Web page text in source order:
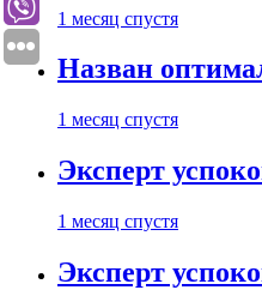
1 месяц спустя
Назван
1 месяц спустя
Эксперт
1 месяц спустя
Эксперт